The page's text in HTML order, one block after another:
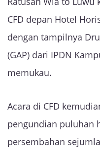
CFD depan Hotel
dengan tampilnya
(GAP) dari IPDN
memukau.
Acara di CFD
pengundian puluhan
persembahan